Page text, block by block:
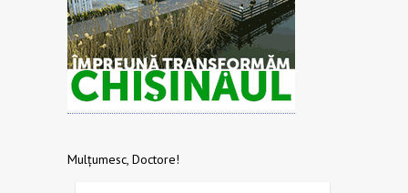
Mulțumesc, Doctore!